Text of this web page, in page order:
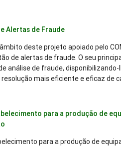
Alertas de Fraude
deste projeto apoiado pelo
de alertas de fraude. O seu
análise de fraude,
mais eficiente e eficaz de
para a produção de
para a produção de